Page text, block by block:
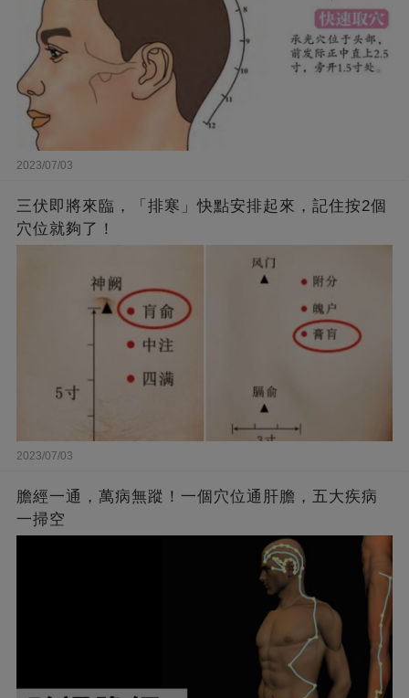
2023/07/03
三伏即將來臨，「排寒」快點安排起來，記住按2個
穴位就夠了！
2023/07/03
膽經一通，萬病無蹤！一個穴位通肝膽，五大疾病
一掃空